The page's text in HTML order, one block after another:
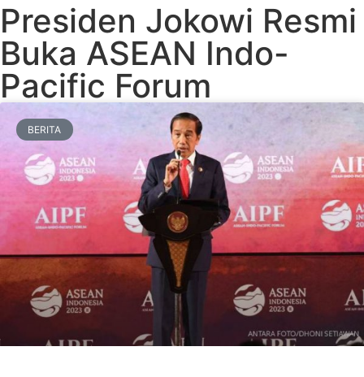
Presiden Jokowi Resmi
Buka ASEAN Indo-
Pacific Forum
BERITA